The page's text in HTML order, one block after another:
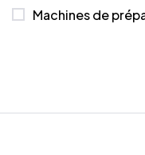
Machines de